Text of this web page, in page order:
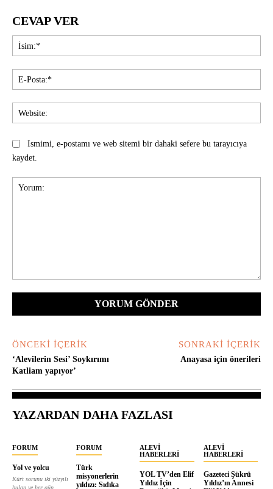
CEVAP VER
Ismimi, e-postamı ve web sitemi bir dahaki sefere bu tarayıcıya
kaydet.
ÖNCEKI İÇERIK
‘Alevilerin Sesi’ Soykırımı
Katliam yapıyor’
SONRAKI İÇERIK
Anayasa için önerileri
YAZARDAN DAHA FAZLASI
FORUM
Yol ve yolcu
Kürt sorunu iki yüzyılı
bulan ve her gün
FORUM
Türk
misyonerlerin
yıldızı: Sıdıka
ALEVI
HABERLERI
YOL TV’den Elif
Yıldız İçin
ALEVI
HABERLERI
Gazeteci Şükrü
Yıldız’ın Annesi